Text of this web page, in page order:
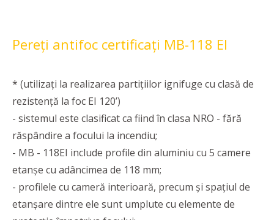
Pereți antifoc certificați MB-118 EI
* (utilizaţi la realizarea partiţiilor ignifuge cu clasă de
rezistenţă la foc EI 120’)
- sistemul este clasificat ca fiind în clasa NRO - fără
răspândire a focului la incendiu;
- MB - 118EI include profile din aluminiu cu 5 camere
etanşe cu adâncimea de 118 mm;
- profilele cu cameră interioară, precum şi spaţiul de
etanşare dintre ele sunt umplute cu elemente de